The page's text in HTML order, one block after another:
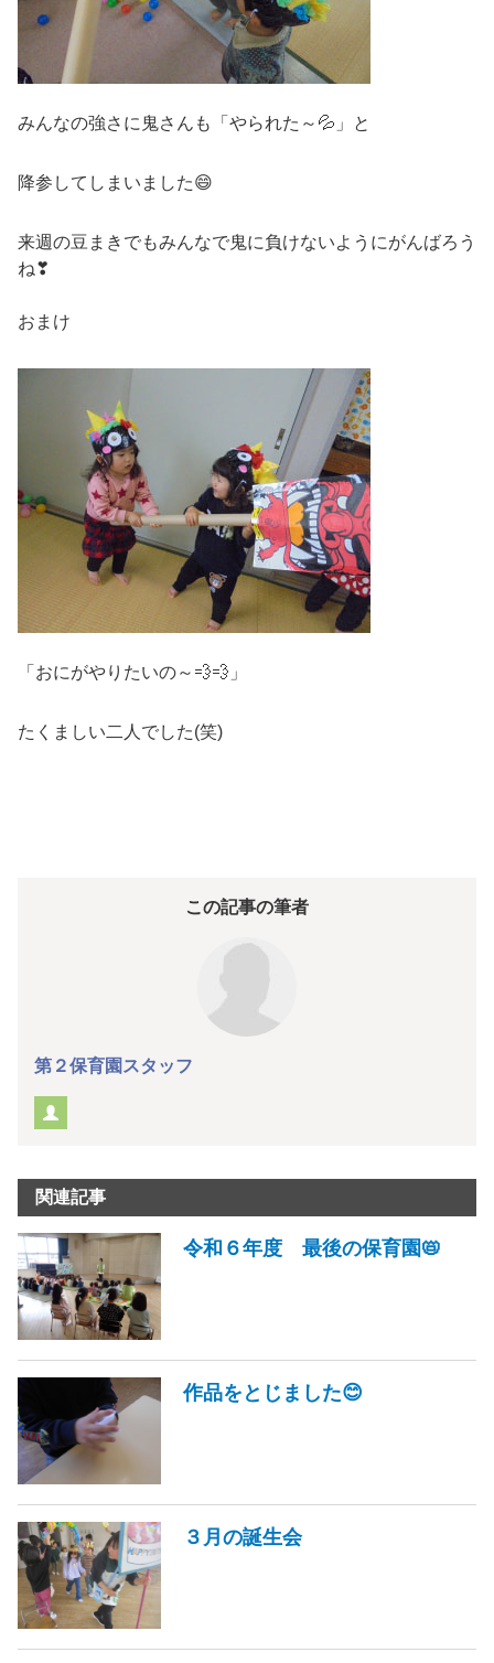
みんなの強さに鬼さんも「やられた～💦」と
降参してしまいました😄
来週の豆まきでもみんなで鬼に負けないようにがんばろう
ね❣
おまけ
「おにがやりたいの～💨💨」
たくましい二人でした(笑)
この記事の筆者
第２保育園スタッフ
関連記事
令和６年度 最後の保育園📛
作品をとじました😊
３月の誕生会